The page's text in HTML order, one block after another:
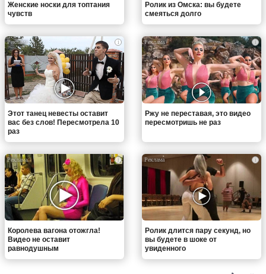
Женские носки для топтания
чувств
Ролик из Омска: вы будете
смеяться долго
i
Этот танец невесты оставит
вас без слов! Пересмотрела 10
раз
i
Ржу не переставая, это видео
пересмотришь не раз
i
Королева вагона отожгла!
Видео не оставит
равнодушным
i
Ролик длится пару секунд, но
вы будете в шоке от
увиденного